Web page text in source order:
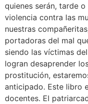
quienes serán, tarde
violencia contra las
nuestras
portadoras del mal
siendo las víctimas
logran desaprender
prostitución,
anticipado. Este libro
docentes. El